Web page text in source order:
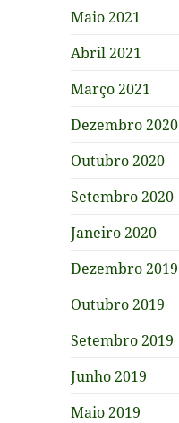
Maio 2021
Abril 2021
Março 2021
Dezembro 2020
Outubro 2020
Setembro 2020
Janeiro 2020
Dezembro 2019
Outubro 2019
Setembro 2019
Junho 2019
Maio 2019